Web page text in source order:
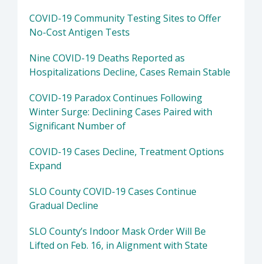
COVID-19 Community Testing Sites to Offer
No-Cost Antigen Tests
Nine COVID-19 Deaths Reported as
Hospitalizations Decline, Cases Remain Stable
COVID-19 Paradox Continues Following
Winter Surge: Declining Cases Paired with
Significant Number of
COVID-19 Cases Decline, Treatment Options
Expand
SLO County COVID-19 Cases Continue
Gradual Decline
SLO County’s Indoor Mask Order Will Be
Lifted on Feb. 16, in Alignment with State